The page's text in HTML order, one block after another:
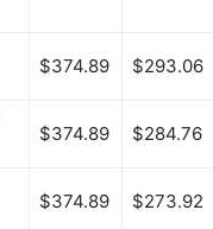
$374.89 $293.06
$374.89 $284.76
$374.89 $273.92